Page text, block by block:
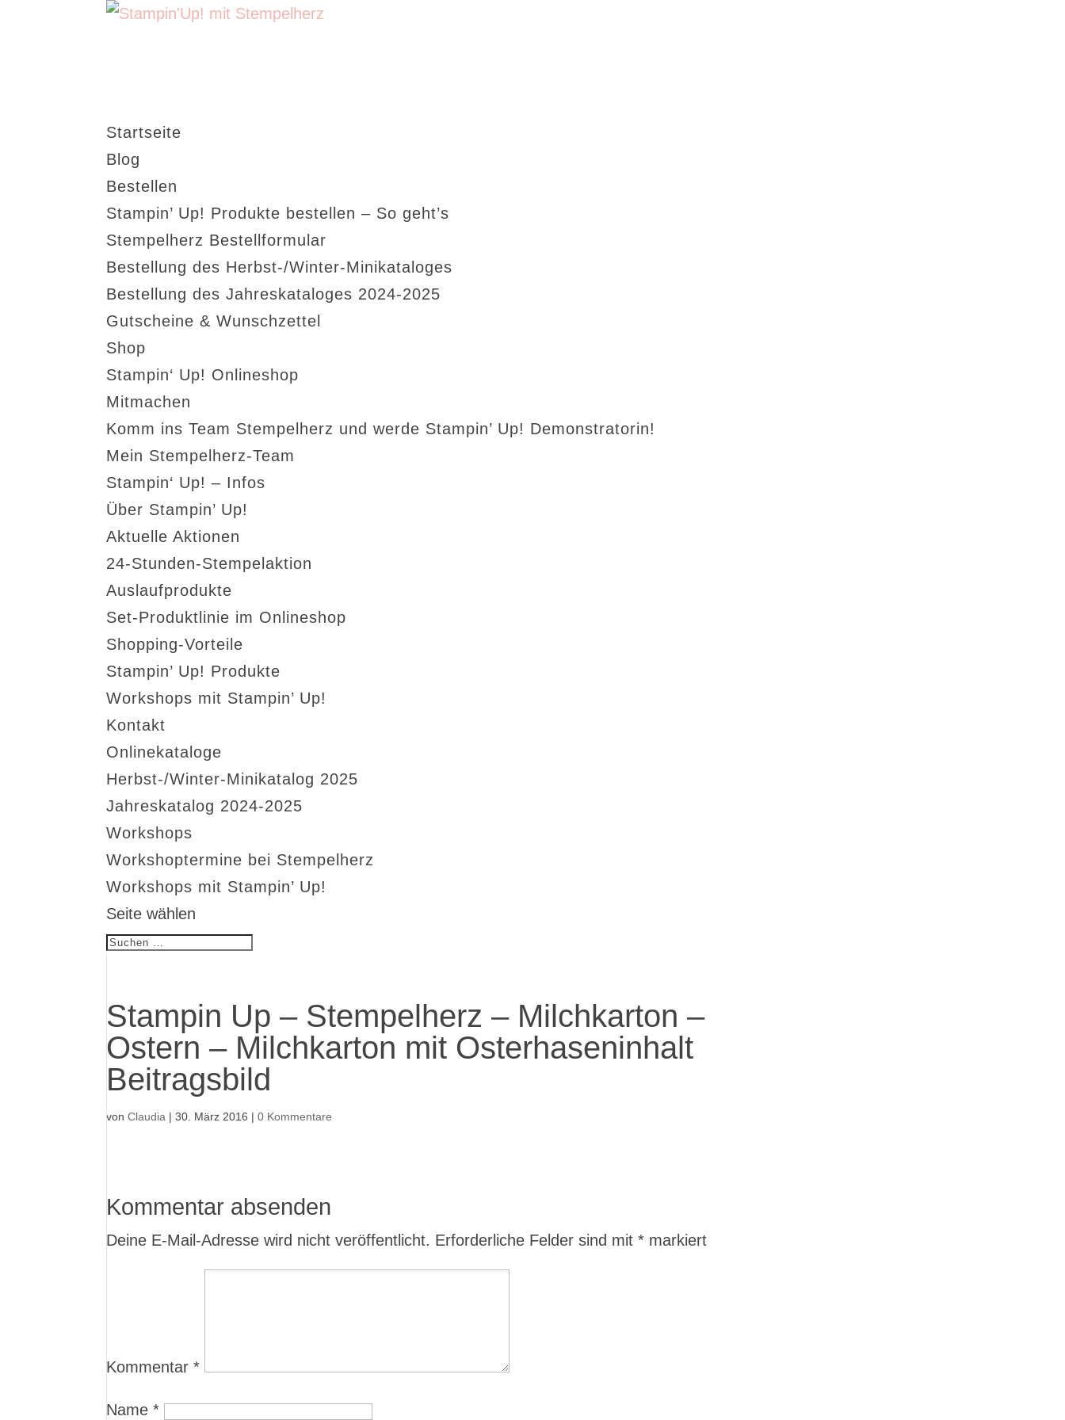
Startseite
Blog
Bestellen
Stampin’ Up! Produkte bestellen – So geht’s
Stempelherz Bestellformular
Bestellung des Herbst-/Winter-Minikataloges
Bestellung des Jahreskataloges 2024-2025
Gutscheine & Wunschzettel
Shop
Stampin‘ Up! Onlineshop
Mitmachen
Komm ins Team Stempelherz und werde Stampin’ Up! Demonstratorin!
Mein Stempelherz-Team
Stampin‘ Up! – Infos
Über Stampin’ Up!
Aktuelle Aktionen
24-Stunden-Stempelaktion
Auslaufprodukte
Set-Produktlinie im Onlineshop
Shopping-Vorteile
Stampin’ Up! Produkte
Workshops mit Stampin’ Up!
Kontakt
Onlinekataloge
Herbst-/Winter-Minikatalog 2025
Jahreskatalog 2024-2025
Workshops
Workshoptermine bei Stempelherz
Workshops mit Stampin’ Up!
Seite wählen
Stampin Up – Stempelherz – Milchkarton –
Ostern – Milchkarton mit Osterhaseninhalt
Beitragsbild
vonClaudia |30. März 2016 |0 Kommentare
Kommentar absenden
Deine E-Mail-Adresse wird nicht veröffentlicht. Erforderliche Felder sind mit* markiert
Kommentar*
Name*